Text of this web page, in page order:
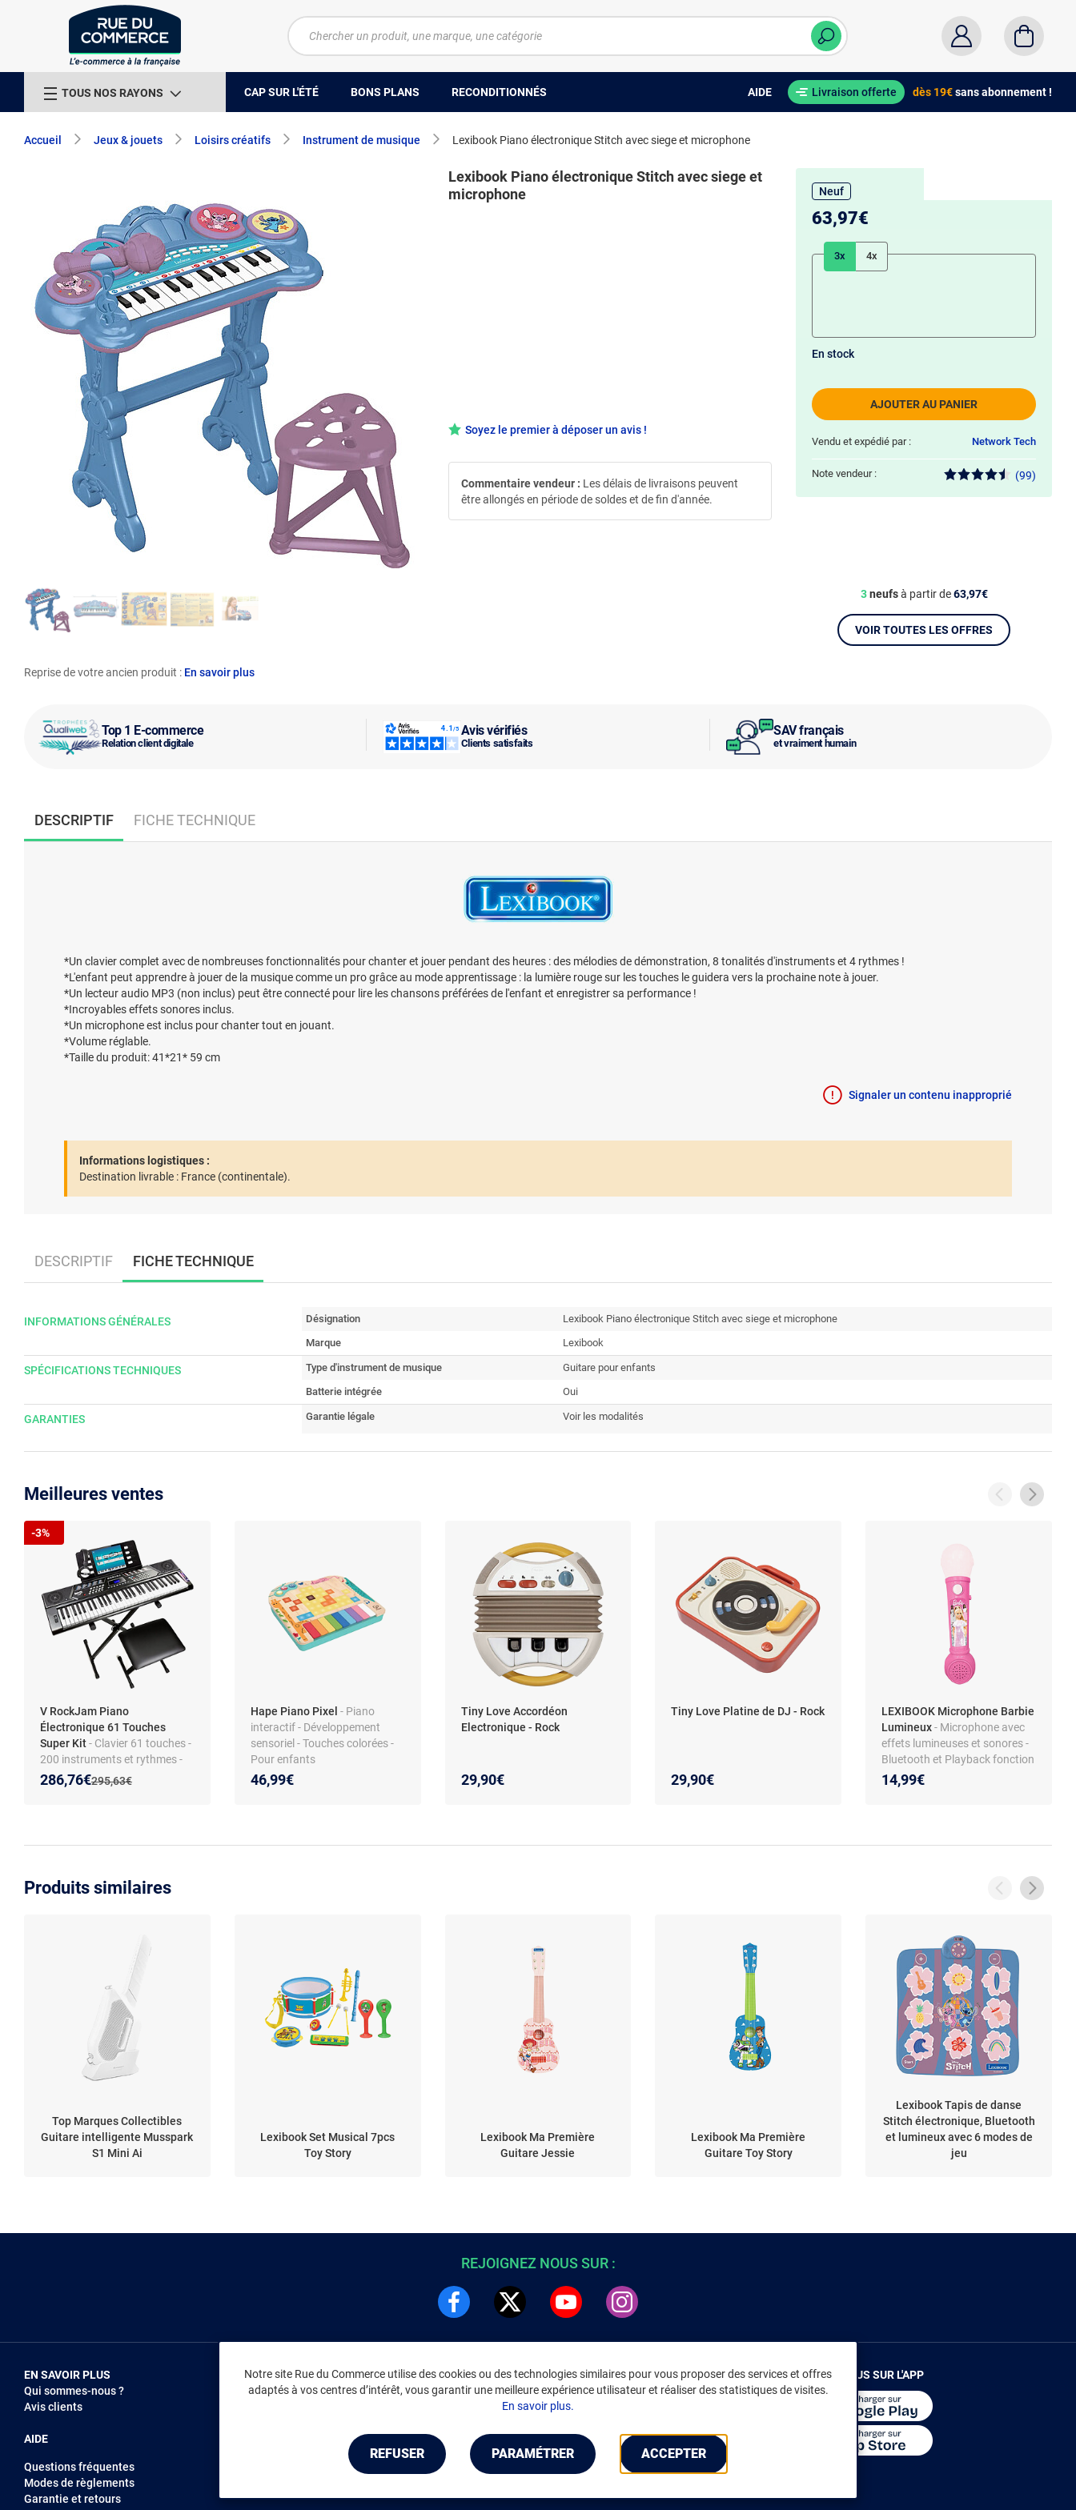
TOUS NOS RAYONS CAP SUR L'ÉTÉ BONS PLANS RECONDITIONNÉS AIDE Livraison offerte dès 19€sans abonnement !
Accueil Jeux & jouets Loisirs créatifs Instrument de musique Lexibook Piano électronique Stitch avec siege et microphone
Top 1 E-commerce
Relation client digitale
Avis vérifiés
Clients satisfaits
SAV français
et vraiment humain
Reprise de votre ancien produit : En savoir plus
Lexibook Piano électronique Stitch avec siege et
microphone
Soyez le premier à déposer un avis !
Commentaire vendeur : Les délais de livraisons peuvent
être allongés en période de soldes et de fin d'année.
Neuf
63,97€
3x 4x
AJOUTER AU PANIER
En stock
Vendu et expédié par : Network Tech
Note vendeur : (99)
3neufsà partir de63,97€
VOIR TOUTES LES OFFRES
DESCRIPTIF FICHE TECHNIQUE
*Un clavier complet avec de nombreuses fonctionnalités pour chanter et jouer pendant des heures : des mélodies de démonstration, 8 tonalités d'instruments et 4 rythmes !
*L'enfant peut apprendre à jouer de la musique comme un pro grâce au mode apprentissage : la lumière rouge sur les touches le guidera vers la prochaine note à jouer.
*Un lecteur audio MP3 (non inclus) peut être connecté pour lire les chansons préférées de l'enfant et enregistrer sa performance !
*Incroyables effets sonores inclus.
*Un microphone est inclus pour chanter tout en jouant.
*Volume réglable.
*Taille du produit: 41*21* 59 cm
Signaler un contenu inapproprié
Informations logistiques :
Destination livrable : France (continentale).
DESCRIPTIF FICHE TECHNIQUE
INFORMATIONS GÉNÉRALES Désignation
Lexibook Piano électronique Stitch avec siege et microphone
Marque
Lexibook
SPÉCIFICATIONS TECHNIQUES Type d'instrument de musique
Guitare pour enfants
Batterie intégrée
Oui
GARANTIES Garantie légale Voir les modalités
Meilleures ventes
V RockJam Piano
Électronique 61 Touches
Super Kit- Clavier 61 touches -
200 instruments et rythmes -
Support, tabouret, écouteurs
inclus
Ancien prix :
295,63€
Nouveau prix :
286,76€
Réduction de :
-3%
Hape Piano Pixel - Piano
interactif - Développement
sensoriel - Touches colorées -
Pour enfants
46,99€
Tiny Love Accordéon
Electronique - Rock
29,90€
Tiny Love Platine de DJ - Rock
29,90€
LEXIBOOK Microphone Barbie
Lumineux- Microphone avec
effets lumineuses et sonores -
Bluetooth et Playback fonction
14,99€
Produits similaires
Top Marques Collectibles
Guitare intelligente Musspark
S1 Mini Ai
Lexibook Set Musical 7pcs
Toy Story
Lexibook Ma Première
Guitare Jessie
Lexibook Ma Première
Guitare Toy Story
Lexibook Tapis de danse
Stitch électronique, Bluetooth
et lumineux avec 6 modes de
jeu
Notre site Rue du Commerce utilise des cookies ou des technologies similaires pour vous proposer des services et offres
adaptés à vos centres d’intérêt, vous garantir une meilleure expérience utilisateur et réaliser des statistiques de visites.
En savoir plus.
REFUSER PARAMÉTRER ACCEPTER
REJOIGNEZ NOUS SUR :
EN SAVOIR PLUS
Qui sommes-nous ?
Avis clients
AIDE
Questions fréquentes
Modes de règlements
Garantie et retours
NOUS REJOINDRE
Vendez sur RDC
INFORMATIONS LÉGALES
Environnement
CGV/CGU Marketplace
Gérer mes cookies
Mentions légales
Accessibilité : non conforme
RENDEZ-VOUS SUR L'APP